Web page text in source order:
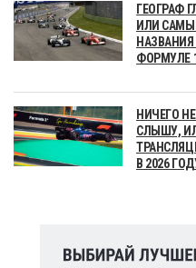
ГЕОГРАФ
ИЛИ
НАЗВАНИЯ
ФОРМУЛЕ
НИЧЕГО
СЛЫШУ,
В 2026